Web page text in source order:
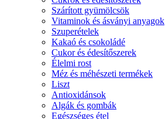
Szárított gyümölcsök
Vitaminok és ásványi anyagok
Szuperételek
Kakaó és csokoládé
Cukor és édesítőszerek
Élelmi rost
Méz és méhészeti termékek
Liszt
Antioxidánsok
Algák és gombák
Egészséges étel